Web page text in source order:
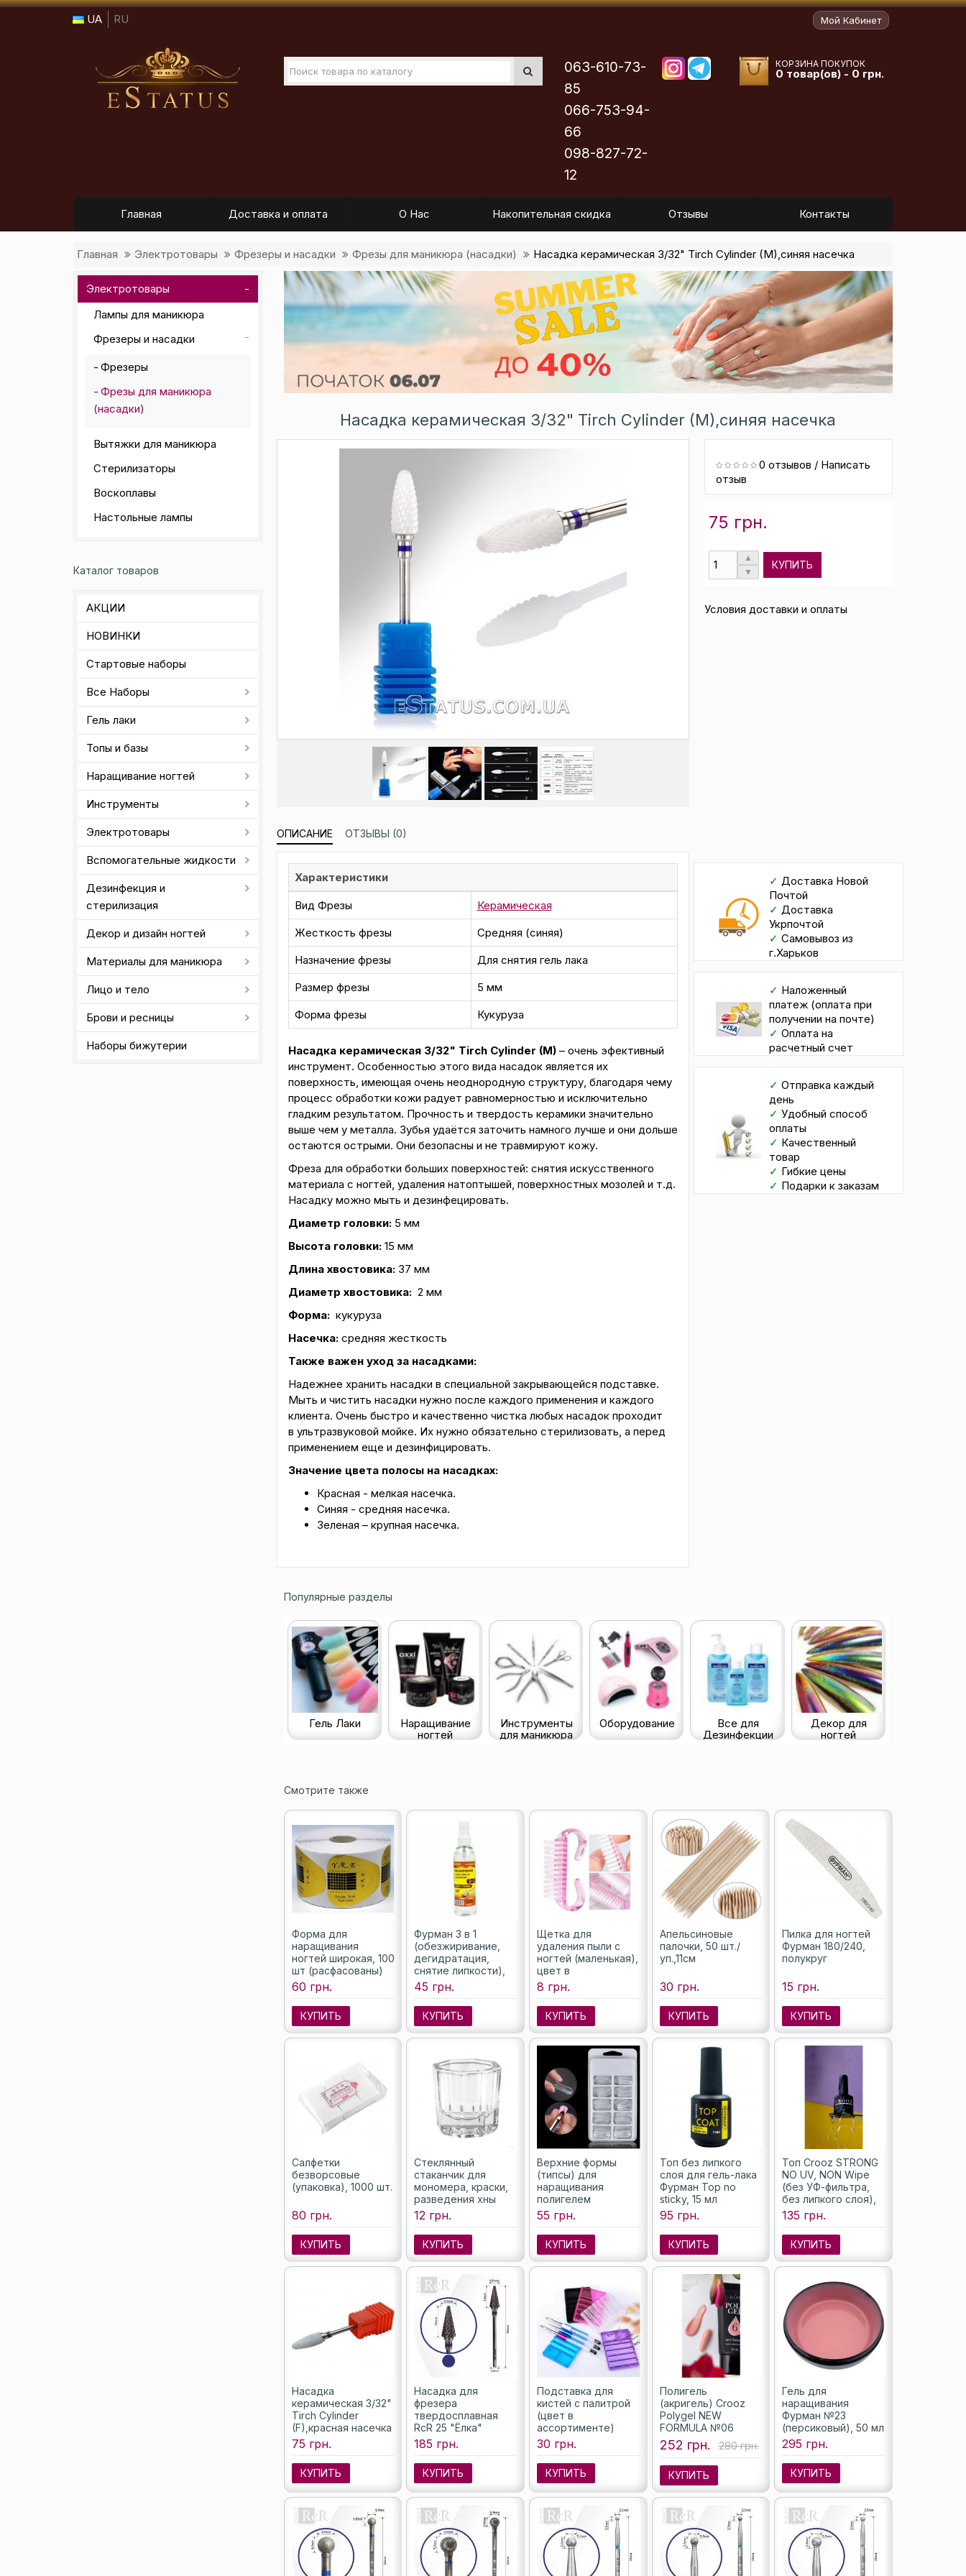
UA RU Мой Кабинет
063-610-73-
85
066-753-94-
66
098-827-72-
12
КОРЗИНА ПОКУПОК
0 товар(ов) - 0 грн.
Главная Доставка и оплата О Нас Накопительная скидка Отзывы Контакты
Главная Электротовары Фрезеры и насадки Фрезы для маникюра (насадки) Насадка керамическая 3/32" Tirch Cylinder (M),синяя насечка
Электротовары
Лампы для маникюра
Фрезеры и насадки
Фрезеры
Фрезы для маникюра
(насадки)
Вытяжки для маникюра
Стерилизаторы
Воскоплавы
Настольные лампы
Каталог товаров
АКЦИИ
НОВИНКИ
Стартовые наборы
Все Наборы
Гель лаки
Топы и базы
Наращивание ногтей
Инструменты
Электротовары
Вспомогательные жидкости
Дезинфекция и
стерилизация
Декор и дизайн ногтей
Материалы для маникюра
Лицо и тело
Брови и ресницы
Наборы бижутерии
Насадка керамическая 3/32" Tirch Cylinder (M),синяя насечка
ОПИСАНИЕ ОТЗЫВЫ (0)
0 отзывов / Написать
отзыв
75 грн.
КУПИТЬ
Условия доставки и оплаты
Характеристики
Вид Фрезы
Керамическая
Жесткость фрезы
Средняя (синяя)
Назначение фрезы
Для снятия гель лака
Размер фрезы
5 мм
Форма фрезы
Кукуруза
Насадка керамическая 3/32" Tirch Cylinder (M) – очень эфективный
инструмент. Особенностью этого вида насадок является их
поверхность, имеющая очень неоднородную структуру, благодаря чему
процесс обработки кожи радует равномерностью и исключительно
гладким результатом. Прочность и твердость керамики значительно
выше чем у металла. Зубья удаётся заточить намного лучше и они дольше
остаются острыми. Они безопасны и не травмируют кожу.
Фреза для обработки больших поверхностей: снятия искусственного
материала с ногтей, удаления натоптышей, поверхностных мозолей и т.д.
Насадку можно мыть и дезинфецировать.
Диаметр головки:5 мм
Высота головки:15 мм
Длина хвостовика:37 мм
Диаметр хвостовика:2 мм
Форма:кукуруза
Насечка:средняя жесткость
Также важен уход за насадками:
Надежнее хранить насадки в специальной закрывающейся подставке.
Мыть и чистить насадки нужно после каждого применения и каждого
клиента. Очень быстро и качественно чистка любых насадок проходит
в ультразвуковой мойке. Их нужно обязательно стерилизовать, а перед
применением еще и дезинфицировать.
Значение цвета полосы на насадках:
Красная - мелкая насечка.
Синяя - средняя насечка.
Зеленая – крупная насечка.
✓ Доставка Новой
Почтой
✓ Доставка
Укрпочтой
✓ Самовывоз из
г.Харьков
✓ Наложенный
платеж (оплата при
получении на почте)
✓ Оплата на
расчетный счет
✓ Отправка каждый
день
✓ Удобный способ
оплаты
✓ Качественный
товар
✓ Гибкие цены
✓ Подарки к заказам
Популярные разделы
Гель Лаки
Наращивание
ногтей
Инструменты
для маникюра
Оборудование
Все для
Дезинфекции
Декор для
ногтей
Смотрите также
Форма для
наращивания
ногтей широкая, 100
шт (расфасованы)
60 грн.
КУПИТЬ
Фурман 3 в 1
(обезжиривание,
дегидратация,
снятие липкости),
100 мл
45 грн.
КУПИТЬ
Щетка для
удаления пыли с
ногтей (маленькая),
цвет в
ассортименте
8 грн.
КУПИТЬ
Апельсиновые
палочки, 50 шт./
уп.,11см
30 грн.
КУПИТЬ
Пилка для ногтей
Фурман 180/240,
полукруг
15 грн.
КУПИТЬ
Салфетки
безворсовые
(упаковка), 1000 шт.
80 грн.
КУПИТЬ
Стеклянный
стаканчик для
мономера, краски,
разведения хны
12 грн.
КУПИТЬ
Верхние формы
(типсы) для
наращивания
полигелем
(акригелем), 100
шт./уп.
55 грн.
КУПИТЬ
Топ без липкого
слоя для гель-лака
Фурман Top no
sticky, 15 мл
95 грн.
КУПИТЬ
Топ Crooz STRONG
NO UV, NON Wipe
(без УФ-фильтра,
без липкого слоя),
8 мл
135 грн.
КУПИТЬ
Насадка
керамическая 3/32"
Tirch Cylinder
(F),красная насечка
75 грн.
КУПИТЬ
Насадка для
фрезера
твердосплавная
RcR 25 "Ёлка"
(насечка синяя), 6
мм
185 грн.
КУПИТЬ
Подставка для
кистей с палитрой
(цвет в
ассортименте)
30 грн.
КУПИТЬ
Полигель
(акригель) Crooz
Polygel NEW
FORMULA №06
nude, 30 мл
252 грн. 280 грн.
КУПИТЬ
Гель для
наращивания
Фурман №23
(персиковый), 50 мл
295 грн.
КУПИТЬ